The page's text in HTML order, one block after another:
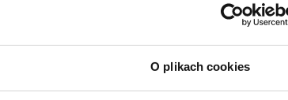
O plikach cookies